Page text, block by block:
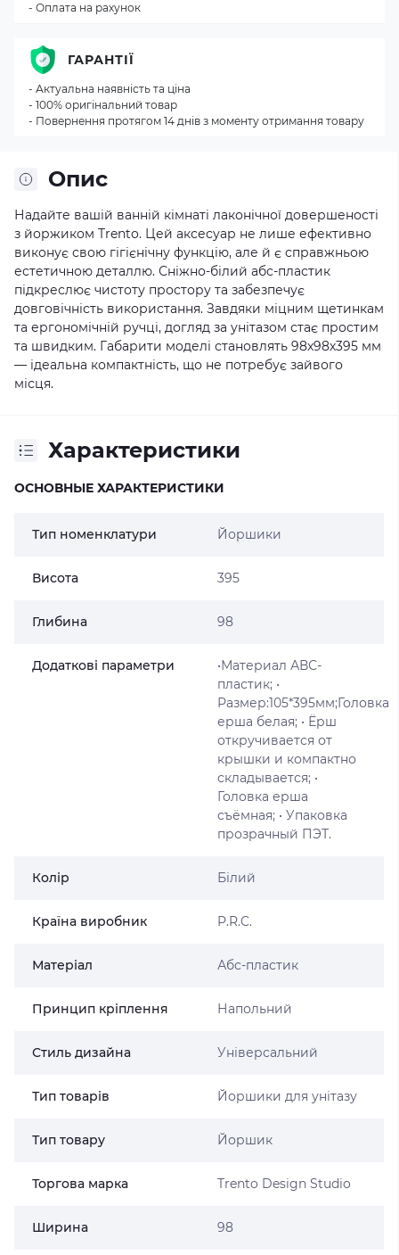
Опис
Надайте вашій ванній кімнаті лаконічної довершеності
з йоржиком Trento. Цей аксесуар не лише ефективно
виконує свою гігієнічну функцію, але й є справжньою
естетичною деталлю. Сніжно-білий абс-пластик
підкреслює чистоту простору та забезпечує
довговічність використання. Завдяки міцним щетинкам
та ергономічній ручці, догляд за унітазом стає простим
та швидким. Габарити моделі становлять 98х98х395 мм
— ідеальна компактність, що не потребує зайвого
місця.
Характеристики
ОСНОВНЫЕ ХАРАКТЕРИСТИКИ
Тип номенклатури Йоршики
Висота 395
Глибина 98
Додаткові параметри
•Материал АВС-
пластик; •
Размер:105*395мм;Головка
ерша белая; • Ёрш
откручивается от
крышки и компактно
складывается; •
Головка ерша
съёмная; • Упаковка
прозрачный ПЭТ.
Колір Білий
Країна виробник P.R.C.
Матеріал Абс-пластик
Принцип кріплення Напольний
Стиль дизайна Універсальний
Тип товарів Йоршики для унітазу
Тип товару Йоршик
Торгова марка Trento Design Studio
Ширина 98
- Оплата на рахунок
ГАРАНТІЇ
- Актуальна наявність та ціна
- 100% оригінальний товар
- Повернення протягом 14 днів з моменту отримання товару